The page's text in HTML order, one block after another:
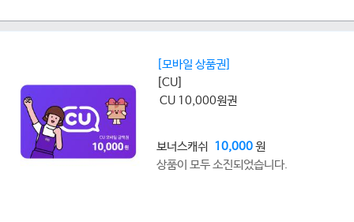
[모바일 상품권]
[CU]
CU 10,000원권
보너스캐쉬 10,000원
상품이 모두 소진되었습니다.